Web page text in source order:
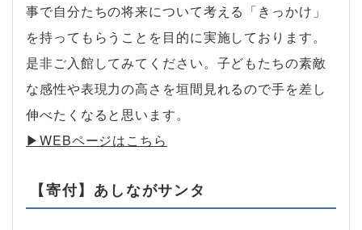
事で自分たちの将来について考える「きっかけ」
を持ってもらうことを目的に実施しております。
是非ご入館してみてください。子どもたちの素敵
な感性や表現力の高さを垣間見れるので手を差し
伸べたくなると思います。
▶︎WEBページはこちら
【寄付】あしながサンタ